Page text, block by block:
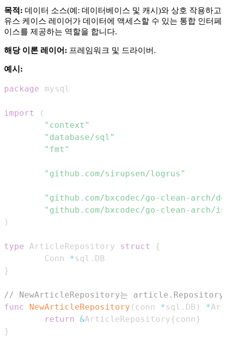
목적: 데이터 소스(예: 데이터베이스 및 캐시)와 상호 작용하고
유스 케이스 레이어가 데이터에 액세스할 수 있는 통합 인터페
이스를 제공하는 역할을 합니다.
해당 이론 레이어: 프레임워크 및 드라이버.
예시:
package
import
(
"context"
"database/sql"
"fmt"
"github.com/sirupsen/logrus"
"github.com/bxcodec/go-clean-arch/
"github.com/bxcodec/go-clean-
)
type ArticleRepository struct
{
        Conn
* sql .
}
// NewArticleRepository는 article.Repository 인
func
NewArticleRepository ( conn * sql . DB ) *
return
&ArticleRepository{ conn }
}